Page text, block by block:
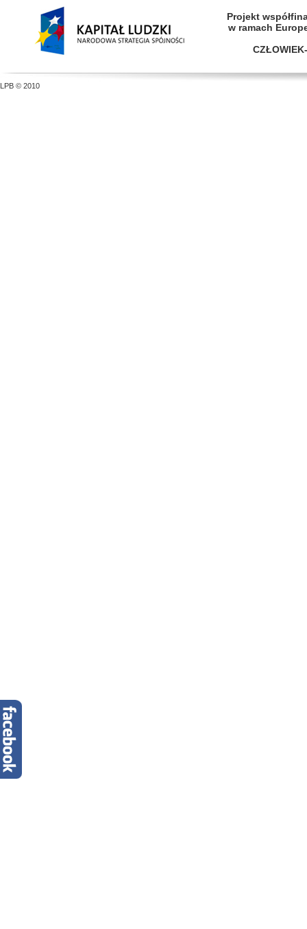
Projekt
w ramach
LPB © 2010